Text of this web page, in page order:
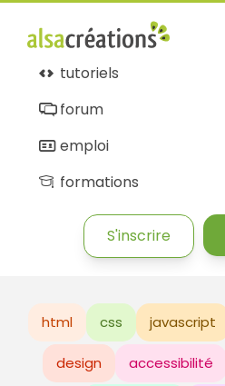
tutoriels
forum
emploi
formations
S'inscrire
html css javascript
design accessibilité